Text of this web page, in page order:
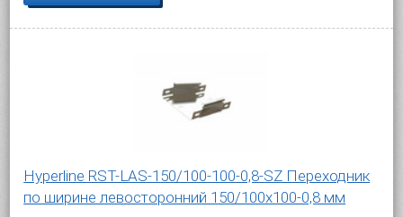
Hyperline RST-LAS-150/100-100-0,8-SZ Переходник
по ширине левосторонний 150/100x100-0,8 мм